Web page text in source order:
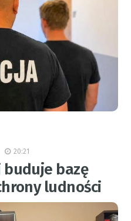
20:21
buduje bazę
ludności